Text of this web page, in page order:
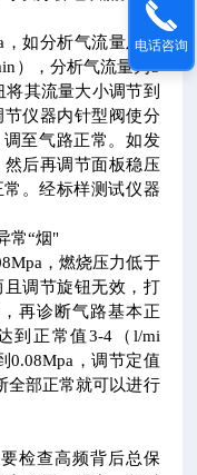
，如分析气流量及吹
），分析气流量为3
其流量大小调节到
仪器内针型阀使分
至气路正常。如发
后再调节面板稳压
。经标样测试仪器
常“烟"
，燃烧压力低于
且调节旋钮无效，打
再诊断气路基本正
到正常值3-4（l/mi
0.08Mpa，调节定值
全部正常就可以进行
检查高频背后总保
电话咨询